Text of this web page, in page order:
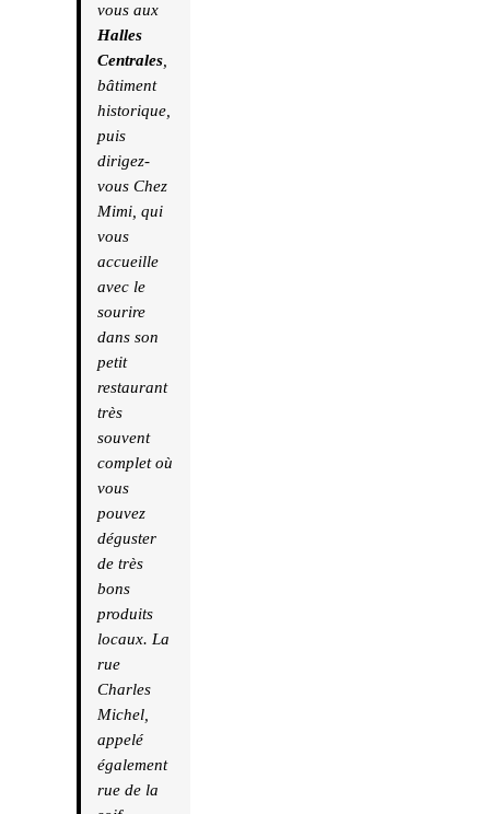
vous aux
Halles
Centrales,
bâtiment
historique,
puis
dirigez-
vous Chez
Mimi, qui
vous
accueille
avec le
sourire
dans son
petit
restaurant
très
souvent
complet où
vous
pouvez
déguster
de très
bons
produits
locaux. La
rue
Charles
Michel,
appelé
également
rue de la